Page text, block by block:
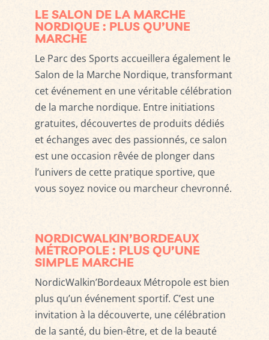
LE SALON DE LA MARCHE
NORDIQUE : PLUS QU’UNE
MARCHE
Le Parc des Sports accueillera également le
Salon de la Marche Nordique, transformant
cet événement en une véritable célébration
de la marche nordique. Entre initiations
gratuites, découvertes de produits dédiés
et échanges avec des passionnés, ce salon
est une occasion rêvée de plonger dans
l’univers de cette pratique sportive, que
vous soyez novice ou marcheur chevronné.
NORDICWALKIN’BORDEAUX
MÉTROPOLE : PLUS QU’UNE
SIMPLE MARCHE
NordicWalkin’Bordeaux Métropole est bien
plus qu’un événement sportif. C’est une
invitation à la découverte, une célébration
de la santé, du bien-être, et de la beauté